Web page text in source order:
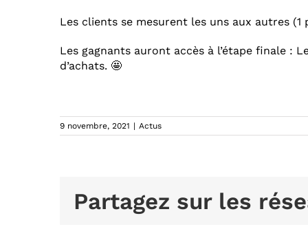
Les clients se mesurent les uns aux autres (1
Les gagnants auront accès à l’étape finale :
d’achats. 🤩
9 novembre, 2021 | Actus
Partagez sur les